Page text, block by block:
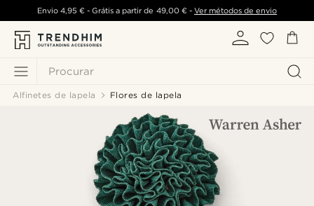
Procurar
Envio 4,95 €- Grátis a partir de 49,00 €- Ver métodos de envio
Alfinetes de lapela Flores de lapela